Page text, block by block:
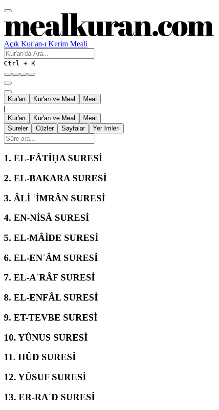
Açık Kur'an-ı Kerim Meali
Ctrl + K
Kur'an Kur'an ve Meal Meal
|
Kur'an Kur'an ve Meal
Meal
Sureler
Cüzler Sayfalar Yer İmleri
1. EL-FÂTİḤA SURESİ
2. EL-BAKARA SURESİ
3. ÂLİ ʿİMRÂN SURESİ
4. EN-NİSÂ SURESİ
5. EL-MÂİDE SURESİ
6. EL-ENʿÂM SURESİ
7. EL-AʿRÂF SURESİ
8. EL-ENFÂL SURESİ
9. ET-TEVBE SURESİ
10. YÛNUS SURESİ
11. HÛD SURESİ
12. YÛSUF SURESİ
13. ER-RAʿD SURESİ